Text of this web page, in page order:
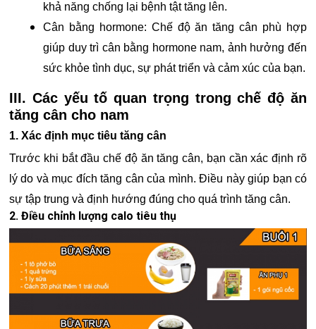
khả năng chống lại bệnh tật tăng lên.
Cân bằng hormone: Chế độ ăn tăng cân phù hợp
giúp duy trì cân bằng hormone nam, ảnh hưởng đến
sức khỏe tình dục, sự phát triển và cảm xúc của bạn.
III. Các yếu tố quan trọng trong chế độ ăn
tăng cân cho nam
1. Xác định mục tiêu tăng cân
Trước khi bắt đầu chế độ ăn tăng cân, bạn cần xác định rõ
lý do và mục đích tăng cân của mình. Điều này giúp bạn có
sự tập trung và định hướng đúng cho quá trình tăng cân.
2. Điều chỉnh lượng calo tiêu thụ